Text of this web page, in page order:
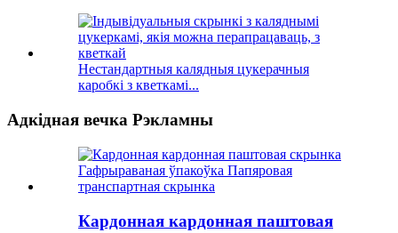
Нестандартныя калядныя цукерачныя
каробкі з кветкамі...
Адкідная вечка Рэкламны
Кардонная кардонная паштовая